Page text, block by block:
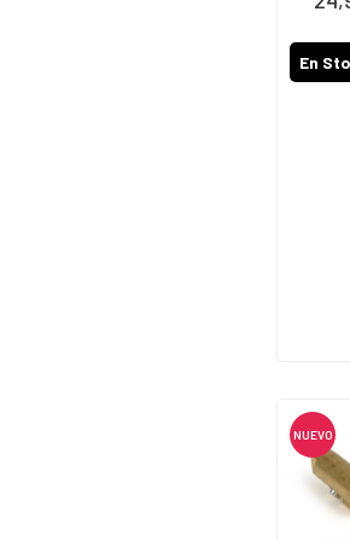
En
NUEVO